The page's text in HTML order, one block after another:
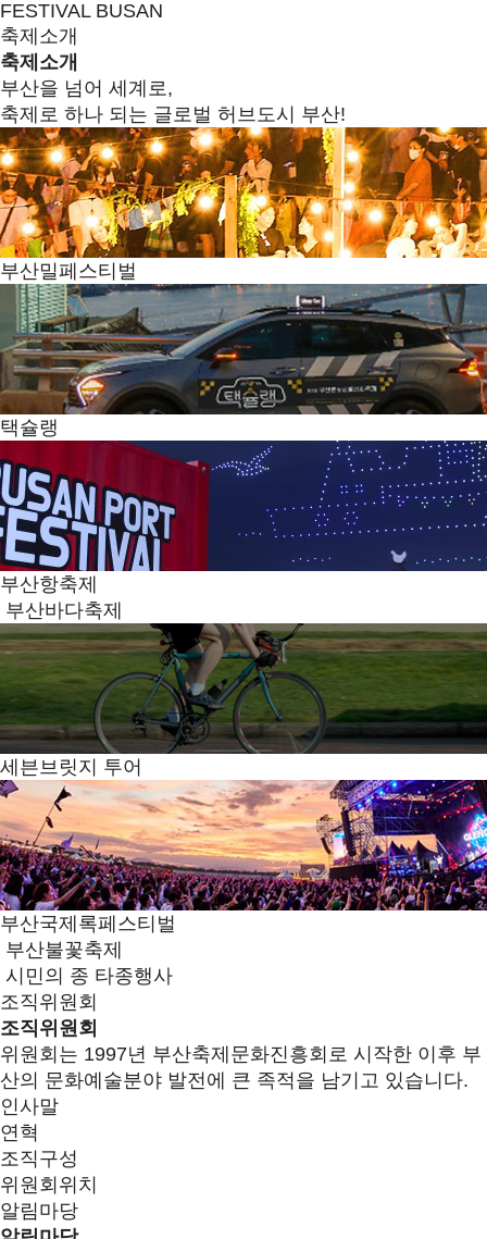
FESTIVAL BUSAN
축제소개
축제소개
부산을 넘어 세계로,
축제로 하나 되는 글로벌 허브도시 부산!
부산밀페스티벌
택슐랭
부산항축제
부산바다축제
세븐브릿지 투어
부산국제록페스티벌
부산불꽃축제
시민의 종 타종행사
조직위원회
조직위원회
위원회는 1997년 부산축제문화진흥회로 시작한 이후 부
산의 문화예술분야 발전에 큰 족적을 남기고 있습니다.
인사말
연혁
조직구성
위원회위치
알림마당